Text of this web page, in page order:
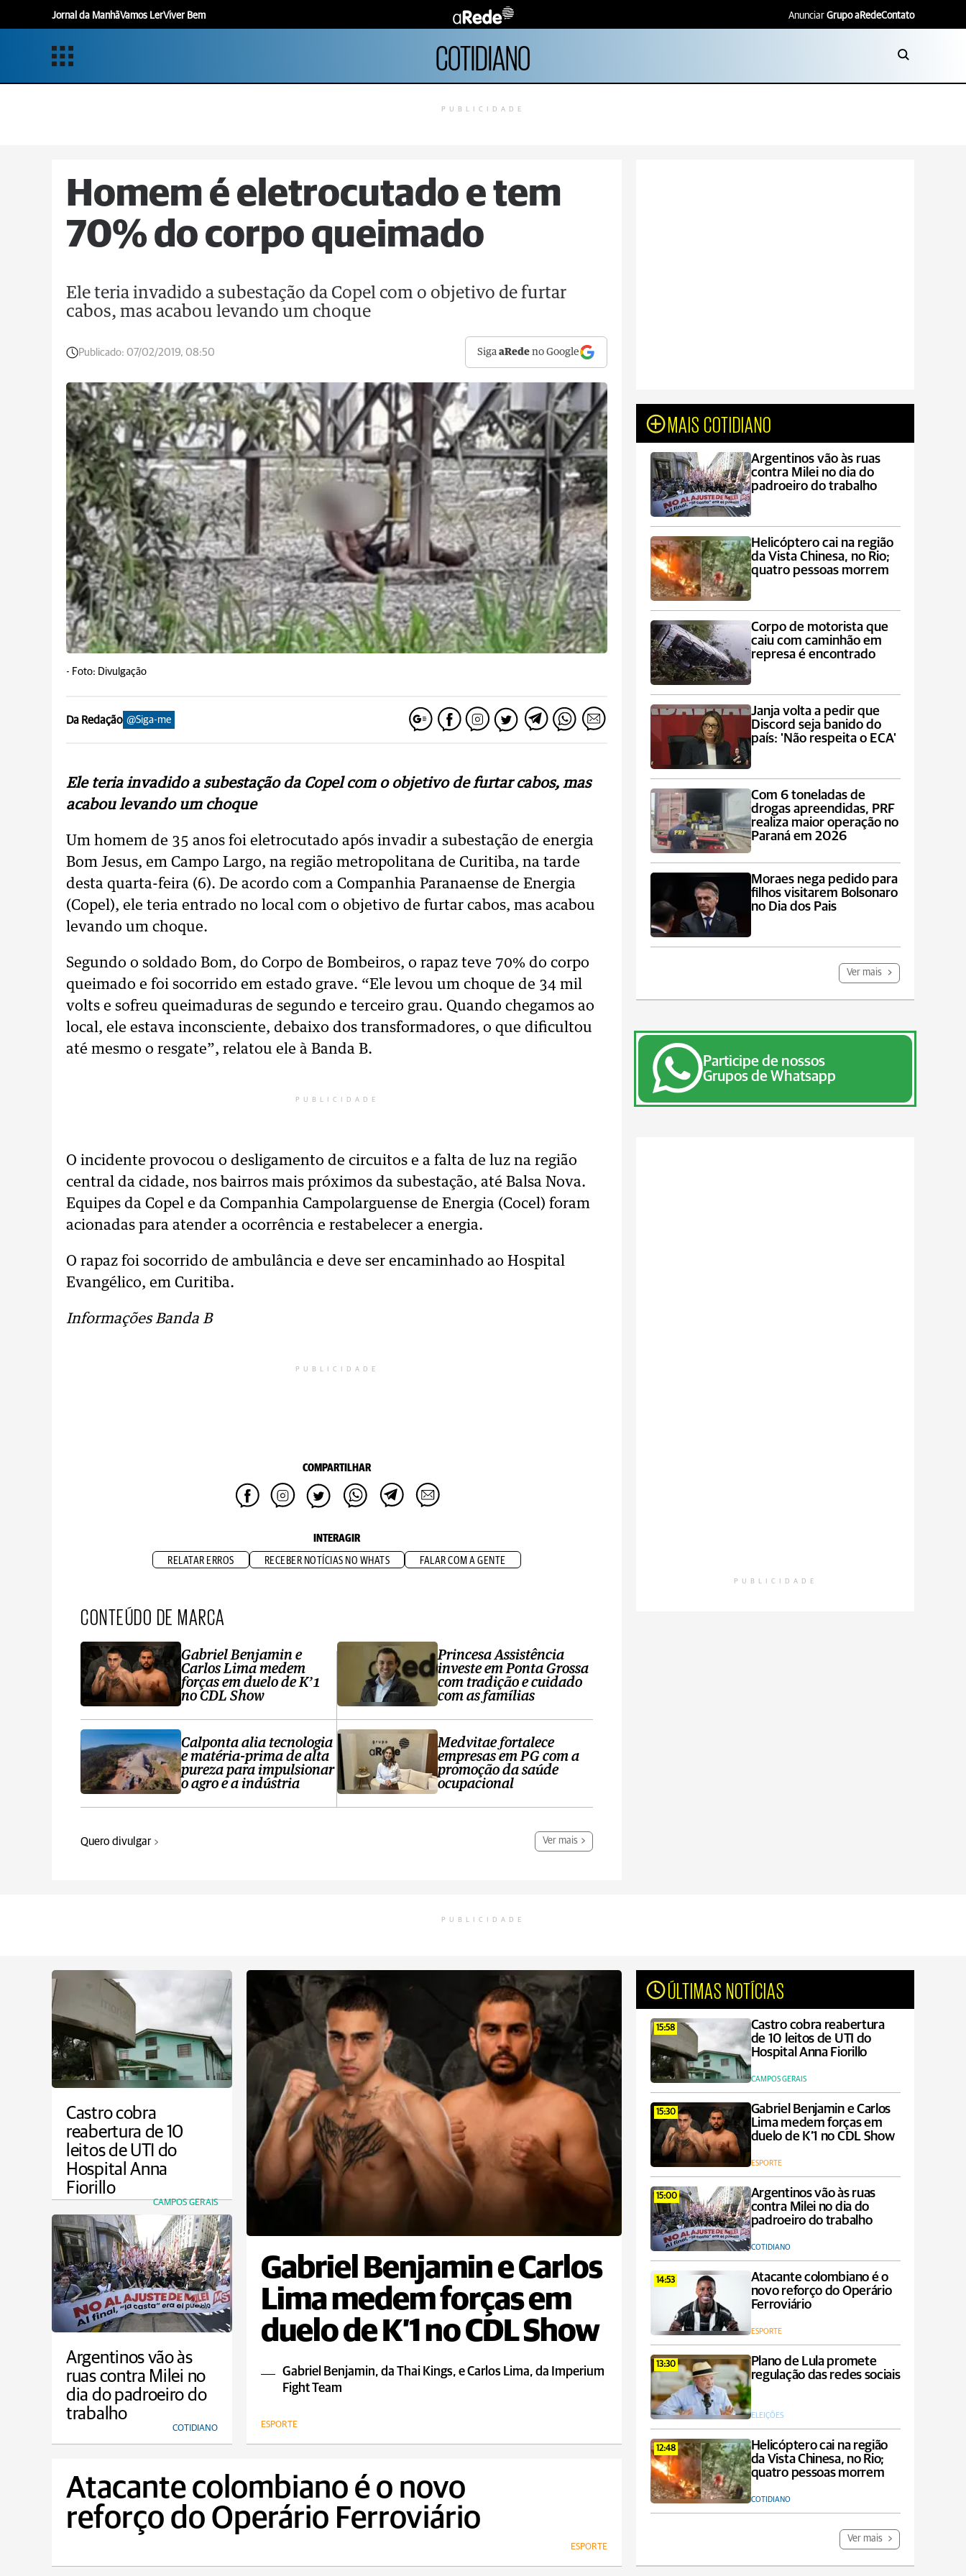
Jornal da ManhãVamos LerViver Bem Anunciar Grupo aRedeContato
COTIDIANO
PUBLICIDADE
Homem é eletrocutado e tem
70% do corpo queimado
Ele teria invadido a subestação da Copel com o objetivo de furtar
cabos, mas acabou levando um choque
Publicado: 07/02/2019, 08:50 SigaaRede no Google
- Foto: Divulgação
Da Redação @Siga-me
Ele teria invadido a subestação da Copel com o objetivo de furtar cabos, mas
acabou levando um choque
Um homem de 35 anos foi eletrocutado após invadir a subestação de energia
Bom Jesus, em Campo Largo, na região metropolitana de Curitiba, na tarde
desta quarta-feira (6). De acordo com a Companhia Paranaense de Energia
(Copel), ele teria entrado no local com o objetivo de furtar cabos, mas acabou
levando um choque.
Segundo o soldado Bom, do Corpo de Bombeiros, o rapaz teve 70% do corpo
queimado e foi socorrido em estado grave. “Ele levou um choque de 34 mil
volts e sofreu queimaduras de segundo e terceiro grau. Quando chegamos ao
local, ele estava inconsciente, debaixo dos transformadores, o que dificultou
até mesmo o resgate”, relatou ele à Banda B.
PUBLICIDADE
O incidente provocou o desligamento de circuitos e a falta de luz na região
central da cidade, nos bairros mais próximos da subestação, até Balsa Nova.
Equipes da Copel e da Companhia Campolarguense de Energia (Cocel) foram
acionadas para atender a ocorrência e restabelecer a energia.
O rapaz foi socorrido de ambulância e deve ser encaminhado ao Hospital
Evangélico, em Curitiba.
Informações Banda B
PUBLICIDADE
COMPARTILHAR
INTERAGIR
RELATAR ERROS RECEBER NOTÍCIAS NO WHATS FALAR COM A GENTE
CONTEÚDO DE MARCA
Gabriel Benjamin e
Carlos Lima medem
forças em duelo de K’1
no CDL Show
Calponta alia tecnologia
e matéria-prima de alta
pureza para impulsionar
o agro e a indústria
Princesa Assistência
investe em Ponta Grossa
com tradição e cuidado
com as famílias
Medvitae fortalece
empresas em PG com a
promoção da saúde
ocupacional
Quero divulgar Ver mais
MAIS COTIDIANO
Argentinos vão às ruas
contra Milei no dia do
padroeiro do trabalho
Helicóptero cai na região
da Vista Chinesa, no Rio;
quatro pessoas morrem
Corpo de motorista que
caiu com caminhão em
represa é encontrado
Janja volta a pedir que
Discord seja banido do
país: 'Não respeita o ECA'
Com 6 toneladas de
drogas apreendidas, PRF
realiza maior operação no
Paraná em 2026
Moraes nega pedido para
filhos visitarem Bolsonaro
no Dia dos Pais
Ver mais
Participe de nossos
Grupos de Whatsapp
PUBLICIDADE
PUBLICIDADE
Castro cobra
reabertura de 10
leitos de UTI do
Hospital Anna
Fiorillo
CAMPOS GERAIS
Gabriel Benjamin e Carlos
Lima medem forças em
duelo de K’1 no CDL Show
Gabriel Benjamin, da Thai Kings, e Carlos Lima, da Imperium
Fight Team
ESPORTE
ÚLTIMAS NOTÍCIAS
15:58
Castro cobra reabertura
de 10 leitos de UTI do
Hospital Anna Fiorillo
CAMPOS GERAIS
15:30
Gabriel Benjamin e Carlos
Lima medem forças em
duelo de K’1 no CDL Show
ESPORTE
15:00
Argentinos vão às ruas
contra Milei no dia do
padroeiro do trabalho
COTIDIANO
14:53
Atacante colombiano é o
novo reforço do Operário
Ferroviário
ESPORTE
13:30
Plano de Lula promete
regulação das redes sociais
ELEIÇÕES
12:48
Helicóptero cai na região
da Vista Chinesa, no Rio;
quatro pessoas morrem
COTIDIANO
Ver mais
Argentinos vão às
ruas contra Milei no
dia do padroeiro do
trabalho
COTIDIANO
Atacante colombiano é o novo
reforço do Operário Ferroviário
ESPORTE